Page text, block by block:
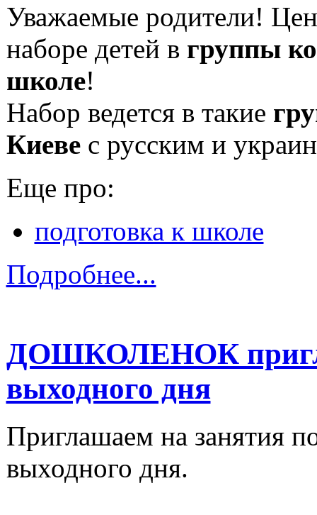
Уважаемые родители!
наборе детей в группы
школе!
Набор ведется в такие
Киевес русским и
Еще про:
подготовка к школе
Подробнее...
ДОШКОЛЕНОК
выходного дня
Приглашаем на занятия
выходного дня.